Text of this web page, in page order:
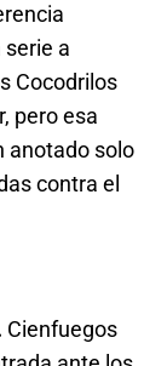
serie a
Cocodrilos
pero esa
anotado solo
contra el
Cienfuegos